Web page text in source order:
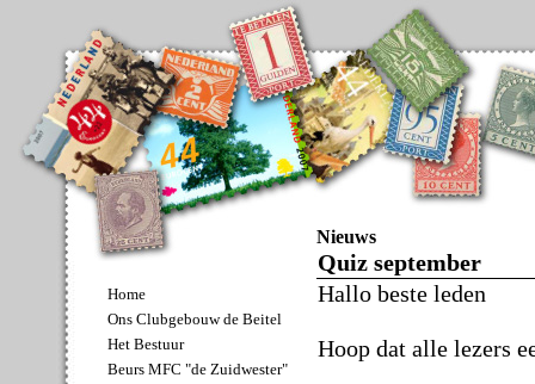
Home
Ons Clubgebouw de Beitel
Het Bestuur
Beurs MFC "de Zuidwester"
Nieuws
Quiz september
Hallo beste leden
Hoop dat alle lezers